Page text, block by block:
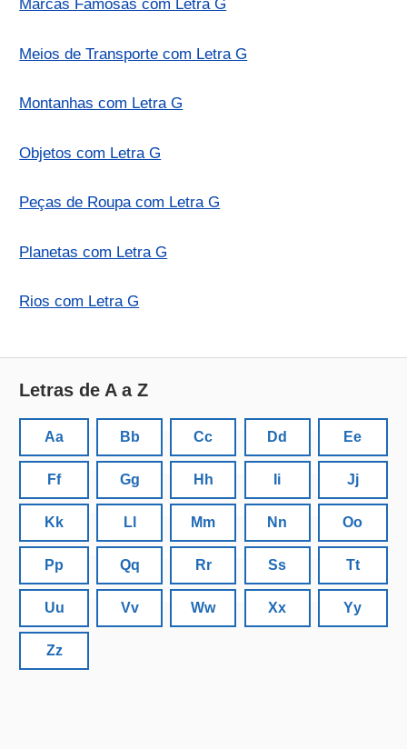
Marcas Famosas com Letra G
Meios de Transporte com Letra G
Montanhas com Letra G
Objetos com Letra G
Peças de Roupa com Letra G
Planetas com Letra G
Rios com Letra G
Letras de A a Z
Aa Bb Cc Dd Ee
Ff Gg Hh Ii Jj
Kk Ll Mm Nn Oo
Pp Qq Rr Ss Tt
Uu Vv Ww Xx Yy
Zz